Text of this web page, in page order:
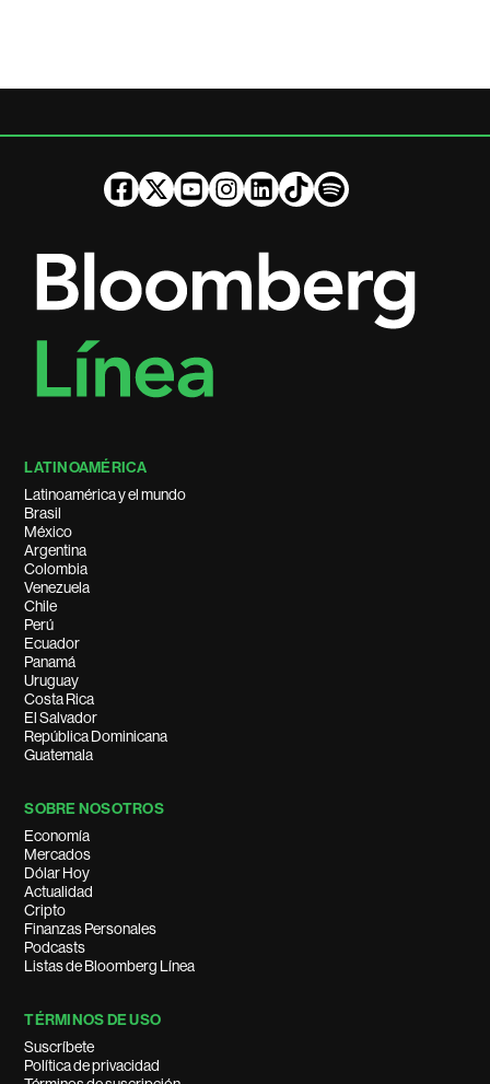
LATINOAMÉRICA
Latinoamérica y el mundo
Brasil
México
Argentina
Colombia
Venezuela
Chile
Perú
Ecuador
Panamá
Uruguay
Costa Rica
El Salvador
República Dominicana
Guatemala
SOBRE NOSOTROS
Economía
Mercados
Dólar Hoy
Actualidad
Cripto
Finanzas Personales
Podcasts
Listas de Bloomberg Línea
TÉRMINOS DE USO
Suscríbete
Política de privacidad